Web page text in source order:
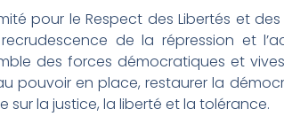
pour le Respect des Libertés et
de la répression et
des forces démocratiques et
pouvoir en place, restaurer la
sur la justice, la liberté et la tolérance.